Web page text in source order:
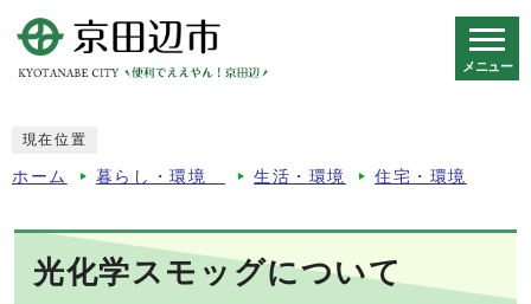
メニュー
現在位置
ホーム 暮らし・環境 生活・環境 住宅・環境
光化学スモッグについて